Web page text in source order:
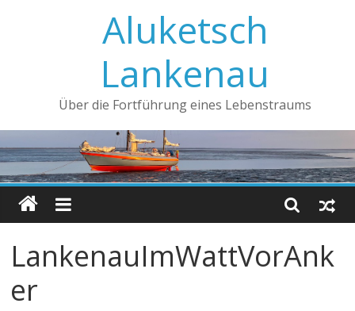
Aluketsch
Lankenau
Über die Fortführung eines Lebenstraums
LankenauImWattVorAnk
er